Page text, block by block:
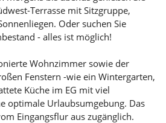
Terrasse mit Sitzgruppe,
Oder suchen Sie
- alles ist möglich!
Wohnzimmer sowie der
Fenstern -wie ein Wintergarten,
Küche im EG mit viel
optimale Urlaubsumgebung. Das
Eingangsflur aus zugänglich.